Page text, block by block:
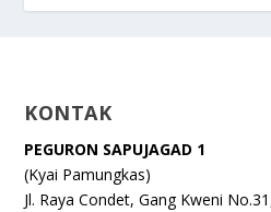
KONTAK
PEGURON SAPUJAGAD 1
(Kyai Pamungkas)
Jl. Raya Condet, Gang Kweni